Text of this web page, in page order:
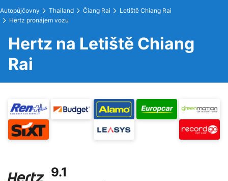
Autopůjčovny Thailand Čiang Rai
Letiště Chiang Rai
Hertz pronájem vozu
Hertz na Letiště Chiang
Rai
9.1